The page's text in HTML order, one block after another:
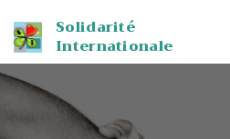
Solidarité
Internationale